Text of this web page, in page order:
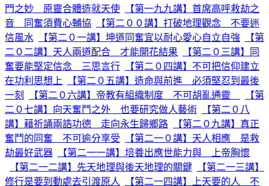
門之妙 原靈合體造就天使
【第一九九講】首席高呼救劫之
音 同奮須費心輔協
【第二００講】打破地理觀念 不要迷
信風水
【第二０一講】坤道同奮宜以耐心愛心自立自強
【第
二０二講】天人兩道配合 才能開花結果
【第二０三講】同
奮要能堅定信念 三思言行
【第二０四講】不可把信仰建立
在功利思想上
【第二０五講】造命與前進 必須堅忍到最後
一刻
【第二０六講】帝教有組織制度 不可胡亂通靈
【第
二０七講】向天奮鬥之外 也要研究做人藝術
【第二０八
講】藉祈誦兩誥功德 走向永生歸鄉路
【第二０九講】真正
奮鬥的同奮 不可逾分享受
【第二一０講】天人相應 是救
劫最好武器
【第二一一講】培養出應世能力與 上帝胸懷
【第二一二講】先天地理與後天地理的關鍵
【第二一三講】
修行是要到動處去引渡原人
【第二一四講】上天要的人 不